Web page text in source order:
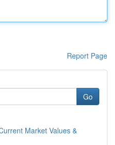
Report Page
Go
Market Values &